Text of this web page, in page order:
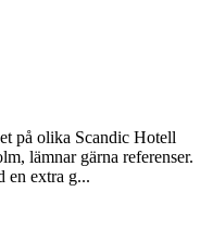
på olika Scandic Hotell
lämnar gärna referenser.
en extra g...